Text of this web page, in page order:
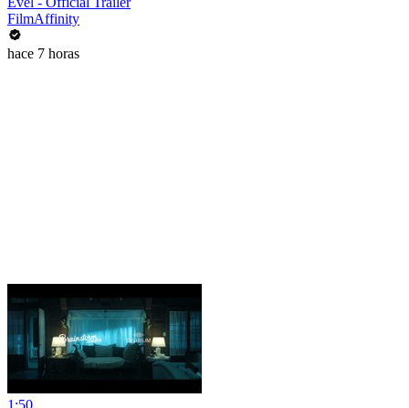
FilmAffinity
hace 7 horas